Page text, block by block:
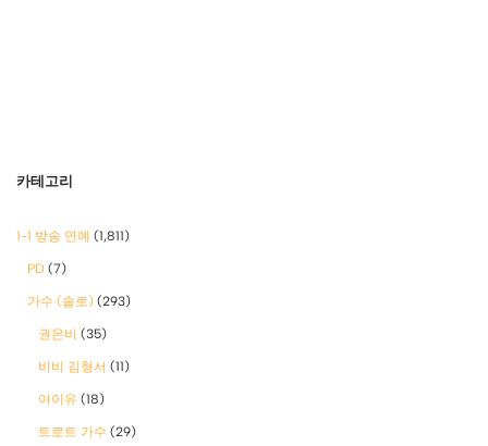
카테고리
1-1 방송 연예 (1,811)
PD (7)
가수 (솔로) (293)
권은비 (35)
비비 김형서 (11)
아이유 (18)
트로트 가수 (29)